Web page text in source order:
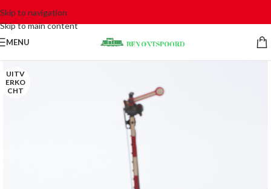
Skip to navigation
Skip to main content
MENU
UITV
ERKO
CHT